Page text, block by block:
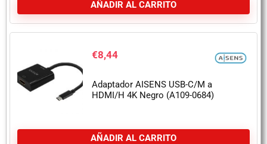
AÑADIR AL CARRITO
€8,44
Adaptador AISENS USB-C/M a
HDMI/H 4K Negro (A109-0684)
AÑADIR AL CARRITO